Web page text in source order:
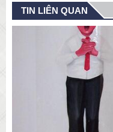
TIN LIÊN QUAN